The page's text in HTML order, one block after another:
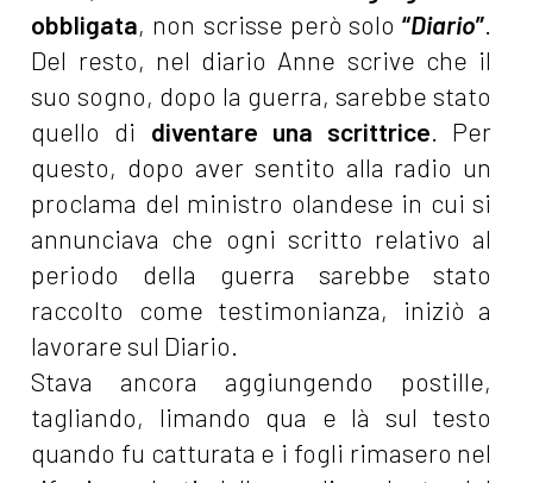
obbligata, non scrisse però solo“Diario”.
Del resto, nel diario Anne scrive che il
suo sogno, dopo la guerra, sarebbe stato
quello di diventare una scrittrice. Per
questo, dopo aver sentito alla radio un
proclama del ministro olandese in cui si
annunciava che ogni scritto relativo al
periodo della guerra sarebbe stato
raccolto come testimonianza, iniziò a
lavorare sul Diario.
Stava ancora aggiungendo postille,
tagliando, limando qua e là sul testo
quando fu catturata e i fogli rimasero nel